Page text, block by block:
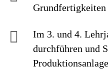
Im 3. und 4.
durchführen und